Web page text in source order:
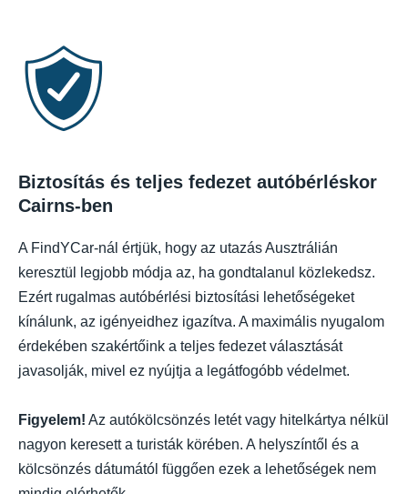
Biztosítás és teljes fedezet autóbérléskor
Cairns-ben
A FindYCar-nál értjük, hogy az utazás Ausztrálián
keresztül legjobb módja az, ha gondtalanul közlekedsz.
Ezért rugalmas autóbérlési biztosítási lehetőségeket
kínálunk, az igényeidhez igazítva. A maximális nyugalom
érdekében szakértőink a teljes fedezet választását
javasolják, mivel ez nyújtja a legátfogóbb védelmet.
Figyelem! Az autókölcsönzés letét vagy hitelkártya nélkül
nagyon keresett a turisták körében. A helyszíntől és a
kölcsönzés dátumától függően ezek a lehetőségek nem